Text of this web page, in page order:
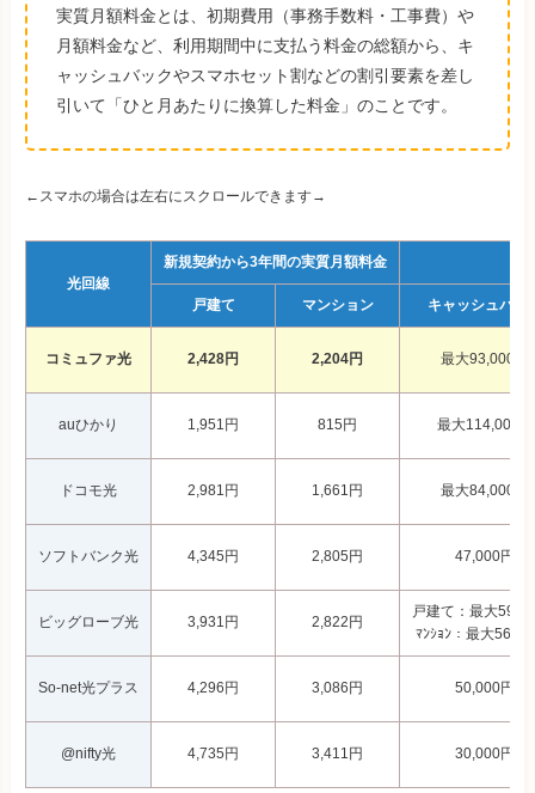
実質月額料金とは、初期費用（事務手数料・工事費）や
月額料金など、利用期間中に支払う料金の総額から、キ
ャッシュバックやスマホセット割などの割引要素を差し
引いて「ひと月あたりに換算した料金」のことです。
←スマホの場合は左右にスクロールできます→
光回線
新規契約から3年間の実質月額料金
戸建て マンション キャッシュバッ
コミュファ光 2,428円 2,204円 最大93,000円
auひかり 1,951円 815円 最大114,000円
ドコモ光 2,981円 1,661円 最大84,000円
ソフトバンク光 4,345円 2,805円 47,000円
ビッグローブ光 3,931円 2,822円
戸建て：最大
ﾏﾝｼｮﾝ：最大
So-net光プラス 4,296円 3,086円 50,000円
@nifty光 4,735円 3,411円 30,000円